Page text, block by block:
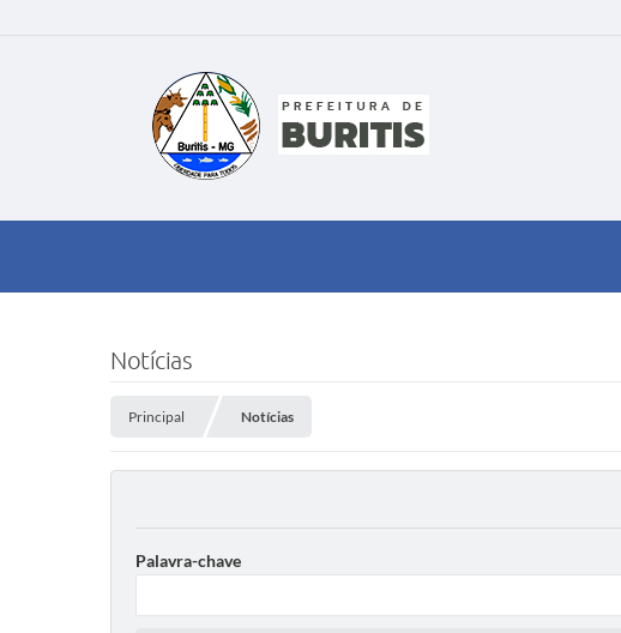
Notícias
Principal Notícias
Palavra-chave